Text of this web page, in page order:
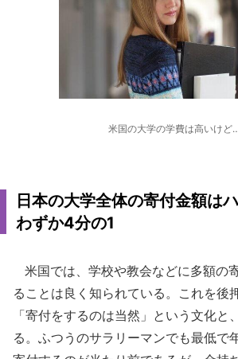
米国の大学の学費は高いけ
日本の大学全体の寄付金額は
わずか4分の1
米国では、学校や教会などに多額の
ることは良く知られている。これを後
「寄付をするのは当然」という文化と
る。ふつうのサラリーマンでも最低で